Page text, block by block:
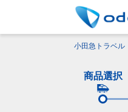
小田急トラベル
商品選択